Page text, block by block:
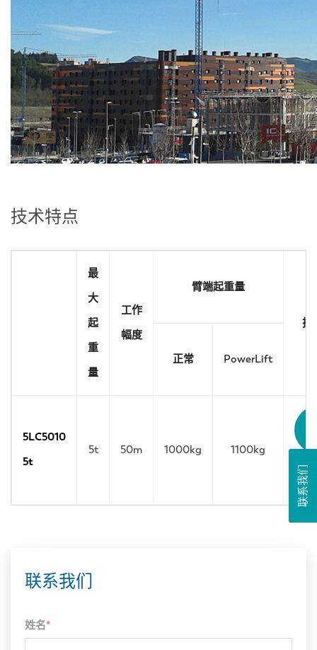
技术特点
最
大
起
重
量
工作
幅度
臂端起重量
技
正常 PowerLift
5LC5010
5t
5t 50m 1000kg 1100kg
联系我们
姓名*
联系我们